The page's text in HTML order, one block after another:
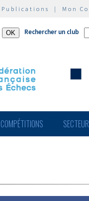
Publications | Mon
Rechercher un club
COMPÉTITIONS